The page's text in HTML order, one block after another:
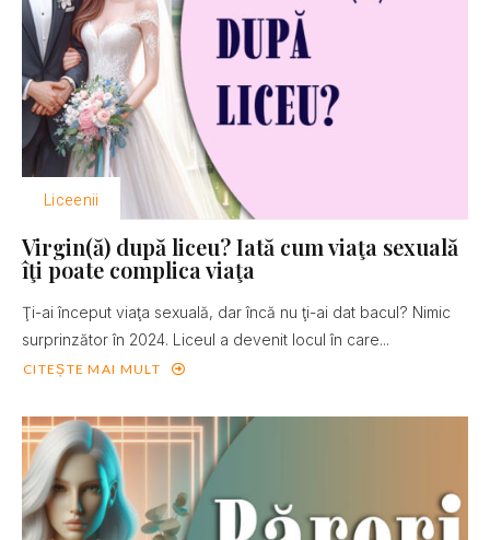
Liceenii
Virgin(ă) după liceu? Iată cum viaţa sexuală
îţi poate complica viaţa
Ţi-ai început viaţa sexuală, dar încă nu ţi-ai dat bacul? Nimic
surprinzător în 2024. Liceul a devenit locul în care...
CITEȘTE MAI MULT